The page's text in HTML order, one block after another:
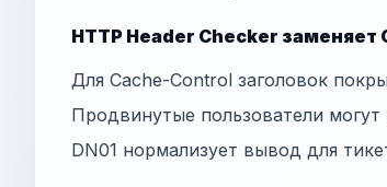
HTTP Header Checker заменяет
Для Cache-Control заголовок
Продвинутые пользователи могут
DN01 нормализует вывод для